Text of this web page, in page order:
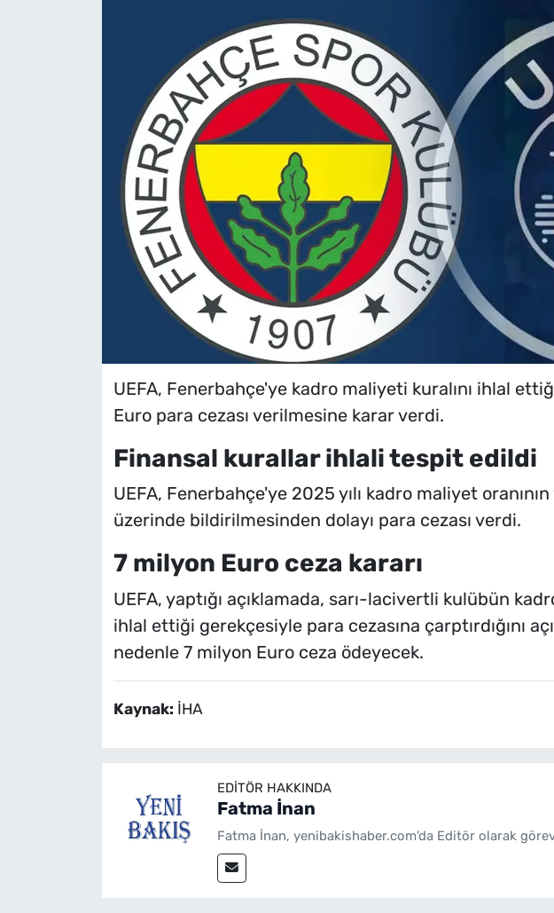
UEFA, Fenerbahçe'ye kadro maliyeti kuralını ihlal
Euro para cezası verilmesine karar verdi.
Finansal kurallar ihlali tespit edildi
UEFA, Fenerbahçe'ye 2025 yılı kadro maliyet oranının
üzerinde bildirilmesinden dolayı para cezası verdi.
7 milyon Euro ceza kararı
UEFA, yaptığı açıklamada, sarı-lacivertli kulübün
ihlal ettiği gerekçesiyle para cezasına çarptırdığını
nedenle 7 milyon Euro ceza ödeyecek.
Kaynak: İHA
EDITÖR HAKKINDA
Fatma İnan
Fatma İnan, yenibakishaber.com'da Editör olarak